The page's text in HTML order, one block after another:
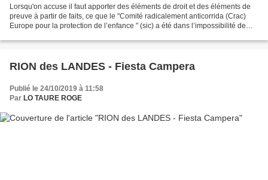
Lorsqu'on accuse il faut apporter des éléments de droit et des éléments de
preuve à partir de faits, ce que le "Comité radicalement anticorrida (Crac)
Europe pour la protection de l’enfance " (sic) a été dans l’impossibilité de
RION des LANDES - Fiesta Campera
Publié le 24/10/2019 à 11:58
Par LO TAURE ROGE